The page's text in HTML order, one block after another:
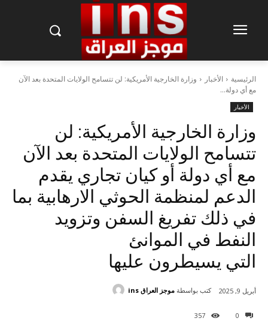
الرئيسية الأخبار
وزارة الخارجية الأمريكية: لن تتسامح الولايات المتحدة بعد الآن
مع أي دولة...
الأخبار
وزارة الخارجية الأمريكية: لن
تتسامح الولايات المتحدة بعد الآن
مع أي دولة أو كيان تجاري يقدم
الدعم لمنظمة الحوثي الارهابية بما
في ذلك تفريغ السفن وتزويد
النفط في الموانئ
التي يسيطرون عليها
0
357
أبريل 9, 2025 كتب بواسطة موجز العراق ins